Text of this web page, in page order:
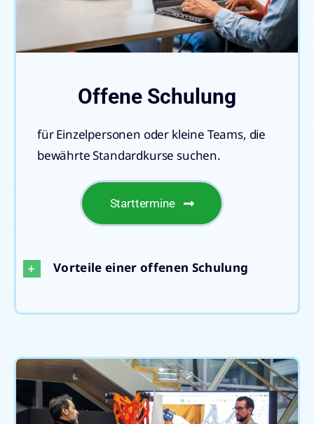
Offene Schulung
für Einzelpersonen oder kleine Teams, die
bewährte Standardkurse suchen.
Starttermine
Vorteile einer offenen Schulung